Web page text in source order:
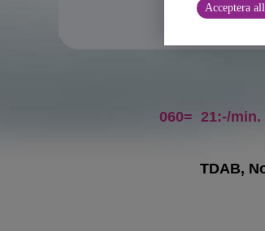
Acceptera
060= 21:-/
TDAB,